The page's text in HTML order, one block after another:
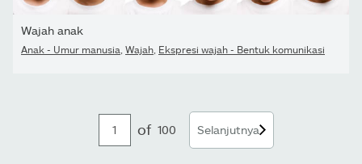
Wajah anak
Anak - Umur manusia Wajah Ekspresi wajah - Bentuk komunikasi
of 100 Selanjutnya